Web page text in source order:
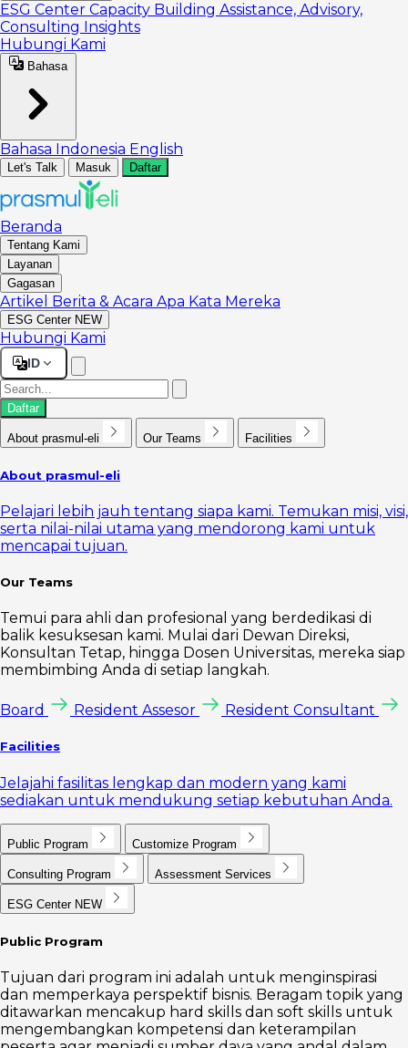
ESG Center Capacity Building Assistance, Advisory,
Consulting Insights
Hubungi Kami
Bahasa
Bahasa Indonesia English
Let's Talk Masuk Daftar
Beranda
Tentang Kami
Layanan
Gagasan
Artikel Berita & Acara Apa Kata Mereka
ESG Center NEW
Hubungi Kami
ID
Daftar
About prasmul-eli Our Teams Facilities
About prasmul-eli
Pelajari lebih jauh tentang siapa kami. Temukan misi, visi,
serta nilai-nilai utama yang mendorong kami untuk
mencapai tujuan.
Our Teams
Temui para ahli dan profesional yang berdedikasi di
balik kesuksesan kami. Mulai dari Dewan Direksi,
Konsultan Tetap, hingga Dosen Universitas, mereka siap
membimbing Anda di setiap langkah.
Board Resident Assesor Resident Consultant
Facilities
Jelajahi fasilitas lengkap dan modern yang kami
sediakan untuk mendukung setiap kebutuhan Anda.
Public Program Customize Program
Consulting Program Assessment Services
ESG Center NEW
Public Program
Tujuan dari program ini adalah untuk menginspirasi
dan memperkaya perspektif bisnis. Beragam topik yang
ditawarkan mencakup hard skills dan soft skills untuk
mengembangkan kompetensi dan keterampilan